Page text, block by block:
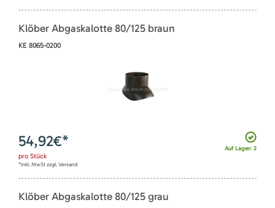
Klöber Abgaskalotte 80/125 braun
KE 8065-0200
Auf Lager: 2
54,92€*
pro Stück
*inkl. MwSt zzgl. Versand
Klöber Abgaskalotte 80/125 grau